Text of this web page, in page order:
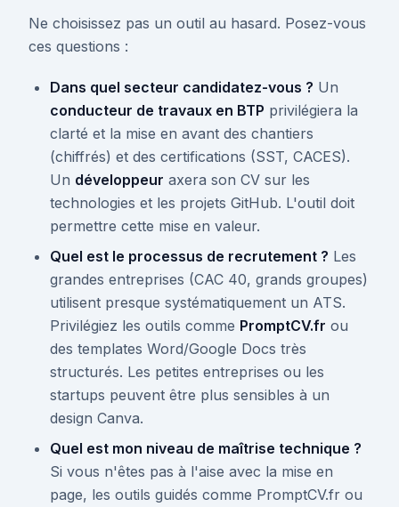
Ne choisissez pas un outil au hasard. Posez-vous
ces questions :
Dans quel secteur candidatez-vous ? Un
conducteur de travaux en BTP privilégiera la
clarté et la mise en avant des chantiers
(chiffrés) et des certifications (SST, CACES).
Un développeur axera son CV sur les
technologies et les projets GitHub. L'outil doit
permettre cette mise en valeur.
Quel est le processus de recrutement ? Les
grandes entreprises (CAC 40, grands groupes)
utilisent presque systématiquement un ATS.
Privilégiez les outils comme PromptCV.fr ou
des templates Word/Google Docs très
structurés. Les petites entreprises ou les
startups peuvent être plus sensibles à un
design Canva.
Quel est mon niveau de maîtrise technique ?
Si vous n'êtes pas à l'aise avec la mise en
page, les outils guidés comme PromptCV.fr ou